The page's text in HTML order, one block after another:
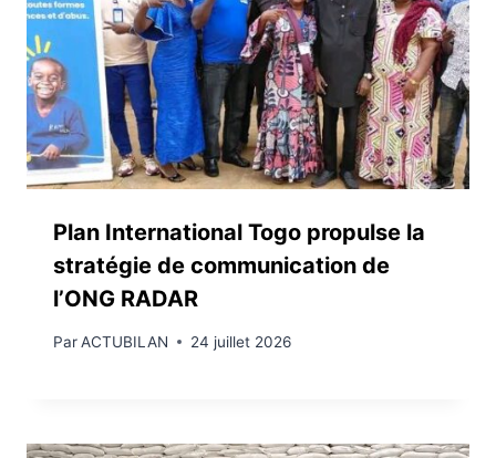
Plan International Togo propulse la
stratégie de communication de
l’ONG RADAR
ParACTUBILAN 24 juillet 2026